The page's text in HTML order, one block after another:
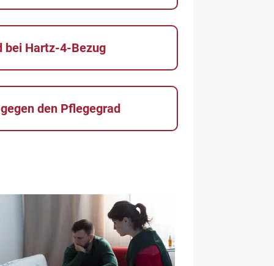
bei Hartz-4-Bezug
den Pflegegrad